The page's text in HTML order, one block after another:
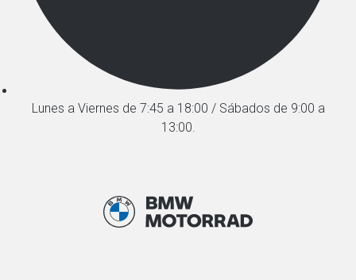
Lunes a Viernes de 7:45 a 18:00 / Sábados de 9:00 a
13:00.